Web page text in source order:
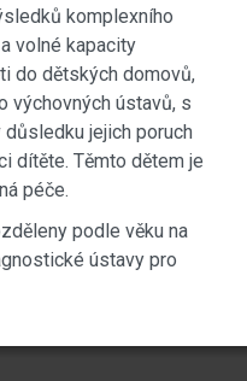
komplexního
volné kapacity
do dětských domovů,
výchovných ústavů, s
jejich poruch
dítěte. Těmto dětem je
péče.
podle věku na
ústavy pro